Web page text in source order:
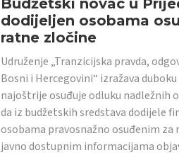
dodijeljen osobama
ratne zločine
Udruženje „Tranzicijska pravda,
Bosni i Hercegovini“ izražava
najoštrije osuđuje odluku nadležnih
da iz budžetskih sredstava dodijele
osobama pravosnažno osuđenim za
javno dostupnim informacijama